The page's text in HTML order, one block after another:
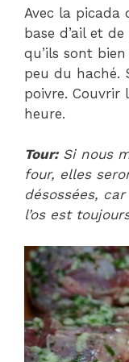
Avec la picada
base d’ail et de
qu’ils sont
peu du haché.
poivre. Couvrir
heure.
Tour:Si nous
four, elles
désossées,
l’os est